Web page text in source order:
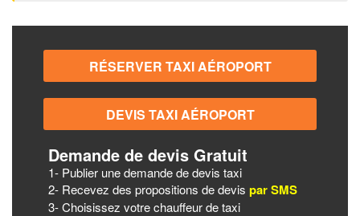
Demande de devis Gratuit
1- Publier une demande de devis taxi
2- Recevez des propositions de devis par SMS
3- Choisissez votre chauffeur de taxi